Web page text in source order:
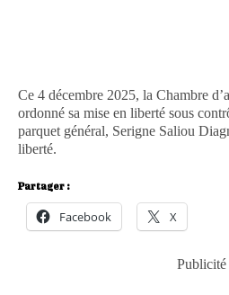
Ce 4 décembre 2025, la Chambre
ordonné sa mise en liberté sous
parquet général, Serigne Saliou
liberté.
Partager :
Facebook X
Publicité